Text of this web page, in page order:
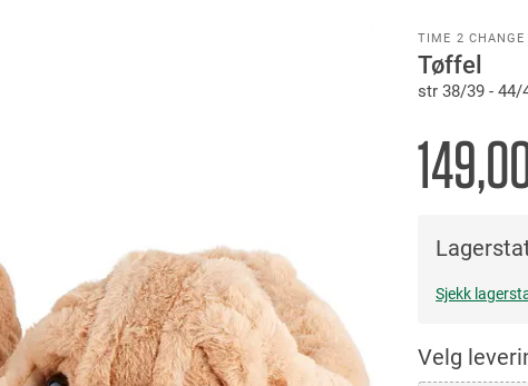
TIME 2 CHANGE
Tøffel
str 38/39 - 44/
Sjekk
Velg